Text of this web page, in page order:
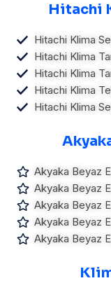
Hitachi
Hitachi Klima
Hitachi Klima
Hitachi Klima
Hitachi Klima
Hitachi Klima
Akyaka Beyaz
Akyaka Beyaz
Akyaka Beyaz
Akyaka Beyaz
Akyaka Beyaz